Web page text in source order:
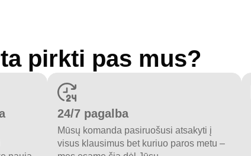
pirkti pas mus?
24/7 pagalba
Mūsų komanda pasiruošusi atsakyti į
visus klausimus bet kuriuo paros metu –